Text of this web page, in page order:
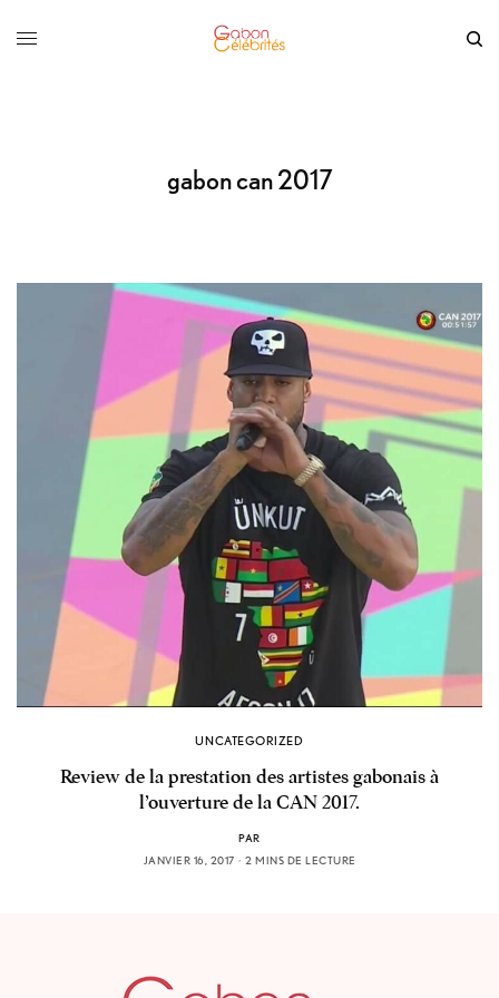
gabon can 2017
UNCATEGORIZED
Review de la prestation des artistes gabonais à
l’ouverture de la CAN 2017.
PAR
JANVIER 16, 2017
2 MINS DE LECTURE